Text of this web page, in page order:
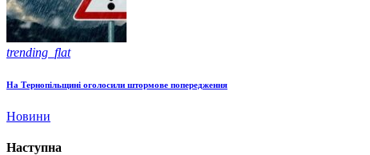
trending_flat
На Тернопільщині оголосили штормове попередження
Новини
Наступна